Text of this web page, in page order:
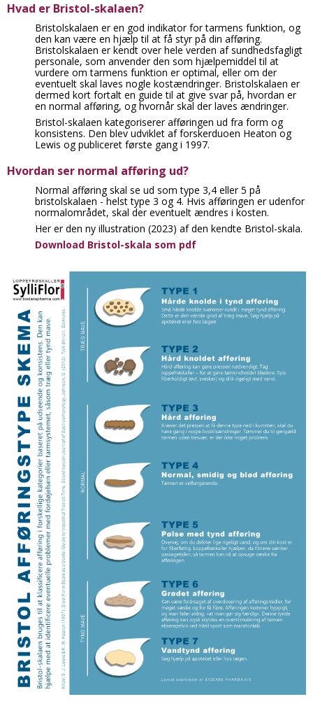
Hvad er Bristol-skalaen?
Bristolskalaen er en god indikator for tarmens funktion, og
den kan være en hjælp til at få styr på din afføring.
Bristolskalaen er kendt over hele verden af sundhedsfagligt
personale, som anvender den som hjælpemiddel til at
vurdere om tarmens funktion er optimal, eller om der
eventuelt skal laves nogle kostændringer. Bristolskalaen er
dermed kort fortalt en guide til at give svar på, hvordan er
en normal afføring, og hvornår skal der laves ændringer.
Bristol-skalaen kategoriserer afføringen ud fra form og
konsistens. Den blev udviklet af forskerduoen Heaton og
Lewis og publiceret første gang i 1997.
Hvordan ser normal afføring ud?
Normal afføring skal se ud som type 3,4 eller 5 på
bristolskalaen - helst type 3 og 4. Hvis afføringen er udenfor
normalområdet, skal der eventuelt ændres i kosten.
Her er den ny illustration (2023) af den kendte Bristol-skala.
Download Bristol-skala som pdf